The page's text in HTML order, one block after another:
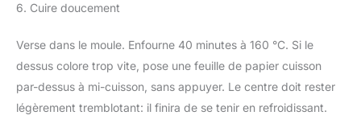
6. Cuire doucement
Verse dans le moule. Enfourne 40 minutes à 160 °C. Si le
dessus colore trop vite, pose une feuille de papier cuisson
par-dessus à mi-cuisson, sans appuyer. Le centre doit rester
légèrement tremblotant: il finira de se tenir en refroidissant.